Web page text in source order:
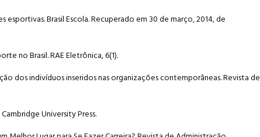
Brasil Escola. Recuperado em 30 de março, 2014, de
no Brasil. RAE Eletrônica, 6(1).
dos indivíduos inseridos nas organizações contemporâneas. Revista de
University Press.